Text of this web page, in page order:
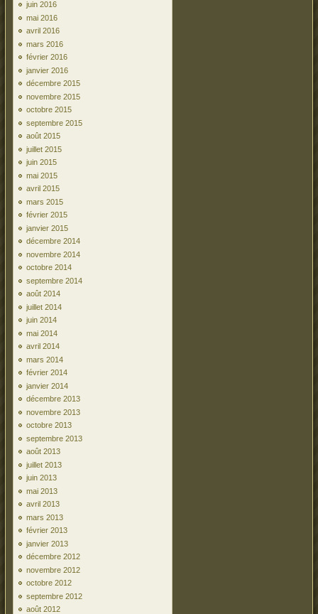
juin 2016
mai 2016
avril 2016
mars 2016
février 2016
janvier 2016
décembre 2015
novembre 2015
octobre 2015
septembre 2015
août 2015
juillet 2015
juin 2015
mai 2015
avril 2015
mars 2015
février 2015
janvier 2015
décembre 2014
novembre 2014
octobre 2014
septembre 2014
août 2014
juillet 2014
juin 2014
mai 2014
avril 2014
mars 2014
février 2014
janvier 2014
décembre 2013
novembre 2013
octobre 2013
septembre 2013
août 2013
juillet 2013
juin 2013
mai 2013
avril 2013
mars 2013
février 2013
janvier 2013
décembre 2012
novembre 2012
octobre 2012
septembre 2012
août 2012